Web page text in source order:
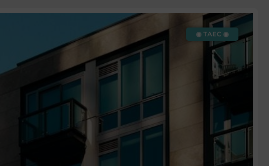
◉ TAEC ◉